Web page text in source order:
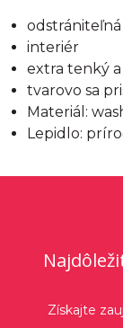
odstrániteľná
interiér
extra tenký
tvarovo sa
Materiál:
Lepidlo:
Získajte